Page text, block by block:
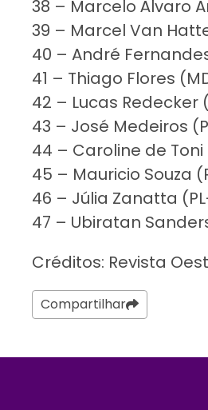
38 – Marcelo Álvaro
39 – Marcel Van
40 – André
41 – Thiago Flores
42 – Lucas Redecker
43 – José Medeiros
44 – Caroline de Toni
45 – Mauricio Souza
46 – Júlia Zanatta
47 – Ubiratan
Créditos: Revista
Compartilhar